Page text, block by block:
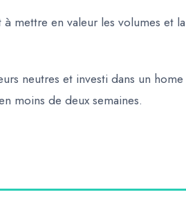
mettre en valeur les volumes et la
neutres et investi dans un home
moins de deux semaines.